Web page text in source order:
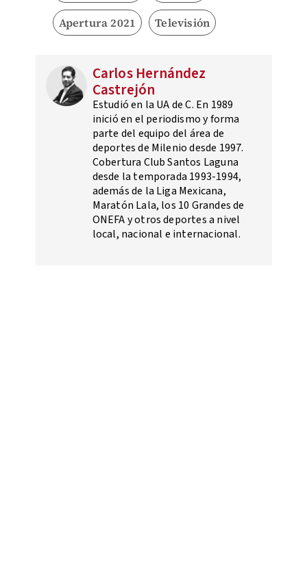
Apertura 2021 Televisión
Carlos Hernández
Castrejón
Estudió en la UA de C. En 1989
inició en el periodismo y forma
parte del equipo del área de
deportes de Milenio desde 1997.
Cobertura Club Santos Laguna
desde la temporada 1993-1994,
además de la Liga Mexicana,
Maratón Lala, los 10 Grandes de
ONEFA y otros deportes a nivel
local, nacional e internacional.